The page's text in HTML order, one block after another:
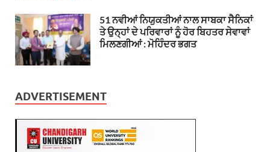
51 ਨਵੀਆਂ ਨਿਯੁਕਤੀਆਂ ਨਾਲ ਸਾਬਕਾ ਸੈਨਿਕਾਂ
ਤੇ ਉਨ੍ਹਾਂ ਦੇ ਪਰਿਵਾਰਾਂ ਨੂੰ ਹੋਰ ਬਿਹਤਰ ਸੇਵਾਵਾਂ
ਮਿਲਣਗੀਆਂ : ਮੋਹਿੰਦਰ ਭਗਤ
ADVERTISEMENT